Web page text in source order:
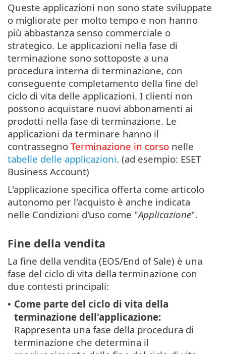
Queste applicazioni non sono state sviluppate
o migliorate per molto tempo e non hanno
più abbastanza senso commerciale o
strategico. Le applicazioni nella fase di
terminazione sono sottoposte a una
procedura interna di terminazione, con
conseguente completamento della fine del
ciclo di vita delle applicazioni. I clienti non
possono acquistare nuovi abbonamenti ai
prodotti nella fase di terminazione. Le
applicazioni da terminare hanno il
contrassegno Terminazione in corso nelle
tabelle delle applicazioni. (ad esempio: ESET
Business Account)
L'applicazione specifica offerta come articolo
autonomo per l'acquisto è anche indicata
nelle Condizioni d'uso come "Applicazione".
Fine della vendita
La fine della vendita (EOS/End of Sale) è una
fase del ciclo di vita della terminazione con
due contesti principali:
• Come parte del ciclo di vita della
terminazione dell'applicazione:
Rappresenta una fase della procedura di
terminazione che determina il